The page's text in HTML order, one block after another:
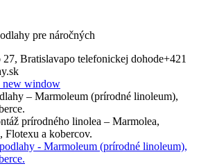
pre náročných
Bratislavapo telefonickej dohode+421
new window
– Marmoleum (prírodné linoleum),
prírodného linolea – Marmolea,
a kobercov.